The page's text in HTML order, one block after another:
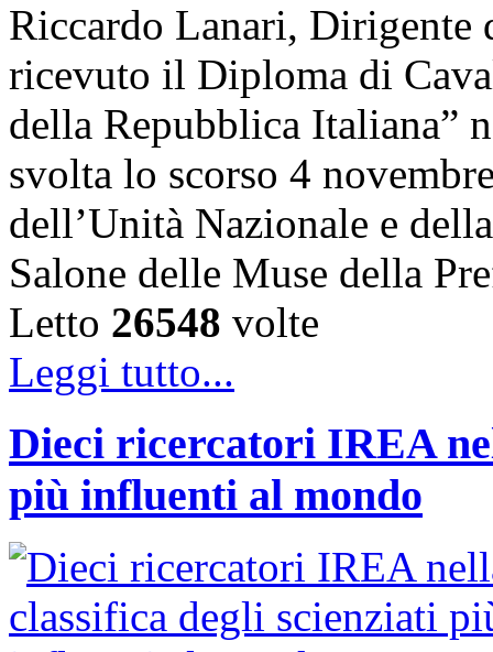
Riccardo Lanari, Dirigente
ricevuto il Diploma di
della Repubblica Italiana”
svolta lo scorso 4
dell’Unità Nazionale e
Salone delle Muse della
Letto 26548 volte
Leggi tutto...
Dieci ricercatori IREA
più influenti al mondo